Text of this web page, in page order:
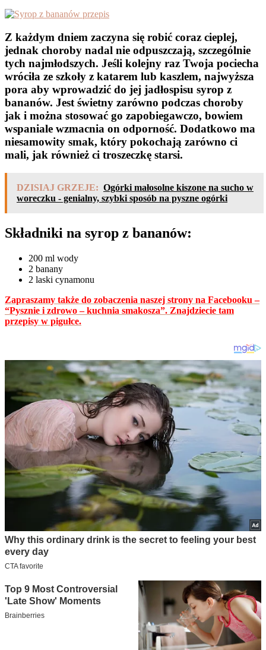
Z każdym dniem zaczyna się robić coraz cieplej,
jednak choroby nadal nie odpuszczają, szczególnie
tych najmłodszych. Jeśli kolejny raz Twoja pociecha
wróciła ze szkoły z katarem lub kaszlem, najwyższa
pora aby wprowadzić do jej jadłospisu syrop z
bananów. Jest świetny zarówno podczas choroby
jak i można stosować go zapobiegawczo, bowiem
wspaniale wzmacnia on odporność. Dodatkowo ma
niesamowity smak, który pokochają zarówno ci
mali, jak również ci troszeczkę starsi.
DZISIAJ GRZEJE: Ogórki małosolne kiszone na sucho w
woreczku - genialny, szybki sposób na pyszne ogórki
Składniki na syrop z bananów:
200 ml wody
2 banany
2 laski cynamonu
Zapraszamy także do zobaczenia naszej strony na Facebooku –
“Pysznie i zdrowo – kuchnia smakosza”. Znajdziecie tam
przepisy w pigułce.